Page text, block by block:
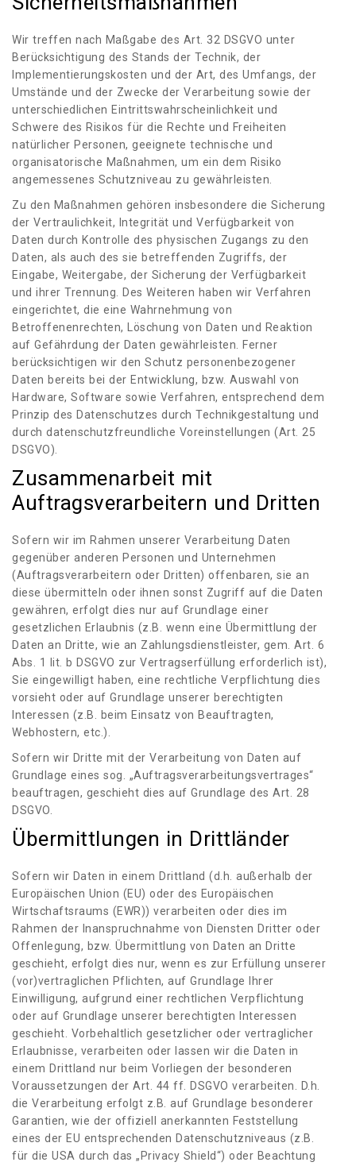
Wir treffen nach Maßgabe des Art. 32 DSGVO unter
Berücksichtigung des Stands der Technik, der
Implementierungskosten und der Art, des Umfangs, der
Umstände und der Zwecke der Verarbeitung sowie der
unterschiedlichen Eintrittswahrscheinlichkeit und
Schwere des Risikos für die Rechte und Freiheiten
natürlicher Personen, geeignete technische und
organisatorische Maßnahmen, um ein dem Risiko
angemessenes Schutzniveau zu gewährleisten.
Zu den Maßnahmen gehören insbesondere die Sicherung
der Vertraulichkeit, Integrität und Verfügbarkeit von
Daten durch Kontrolle des physischen Zugangs zu den
Daten, als auch des sie betreffenden Zugriffs, der
Eingabe, Weitergabe, der Sicherung der Verfügbarkeit
und ihrer Trennung. Des Weiteren haben wir Verfahren
eingerichtet, die eine Wahrnehmung von
Betroffenenrechten, Löschung von Daten und Reaktion
auf Gefährdung der Daten gewährleisten. Ferner
berücksichtigen wir den Schutz personenbezogener
Daten bereits bei der Entwicklung, bzw. Auswahl von
Hardware, Software sowie Verfahren, entsprechend dem
Prinzip des Datenschutzes durch Technikgestaltung und
durch datenschutzfreundliche Voreinstellungen (Art. 25
DSGVO).
Zusammenarbeit mit
Auftragsverarbeitern und Dritten
Sofern wir im Rahmen unserer Verarbeitung Daten
gegenüber anderen Personen und Unternehmen
(Auftragsverarbeitern oder Dritten) offenbaren, sie an
diese übermitteln oder ihnen sonst Zugriff auf die Daten
gewähren, erfolgt dies nur auf Grundlage einer
gesetzlichen Erlaubnis (z.B. wenn eine Übermittlung der
Daten an Dritte, wie an Zahlungsdienstleister, gem. Art. 6
Abs. 1 lit. b DSGVO zur Vertragserfüllung erforderlich ist),
Sie eingewilligt haben, eine rechtliche Verpflichtung dies
vorsieht oder auf Grundlage unserer berechtigten
Interessen (z.B. beim Einsatz von Beauftragten,
Webhostern, etc.).
Sofern wir Dritte mit der Verarbeitung von Daten auf
Grundlage eines sog. „Auftragsverarbeitungsvertrages“
beauftragen, geschieht dies auf Grundlage des Art. 28
DSGVO.
Übermittlungen in Drittländer
Sofern wir Daten in einem Drittland (d.h. außerhalb der
Europäischen Union (EU) oder des Europäischen
Wirtschaftsraums (EWR)) verarbeiten oder dies im
Rahmen der Inanspruchnahme von Diensten Dritter oder
Offenlegung, bzw. Übermittlung von Daten an Dritte
geschieht, erfolgt dies nur, wenn es zur Erfüllung unserer
(vor)vertraglichen Pflichten, auf Grundlage Ihrer
Einwilligung, aufgrund einer rechtlichen Verpflichtung
oder auf Grundlage unserer berechtigten Interessen
geschieht. Vorbehaltlich gesetzlicher oder vertraglicher
Erlaubnisse, verarbeiten oder lassen wir die Daten in
einem Drittland nur beim Vorliegen der besonderen
Voraussetzungen der Art. 44 ff. DSGVO verarbeiten. D.h.
die Verarbeitung erfolgt z.B. auf Grundlage besonderer
Garantien, wie der offiziell anerkannten Feststellung
eines der EU entsprechenden Datenschutzniveaus (z.B.
für die USA durch das „Privacy Shield“) oder Beachtung